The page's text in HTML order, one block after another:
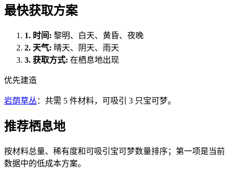
最快获取方案
1. 时间 : 黎明、白天、黄昏、夜晚
2. 天气: 晴天、阴天、雨天
3. 获取方式: 在栖息地出现
优先建造
岩荫草丛 ：共需 5 件材料，可吸引 3 只宝可梦。
推荐栖息地
按材料总量、稀有度和可吸引宝可梦数量排序；第一项是当前
数据中的低成本方案。